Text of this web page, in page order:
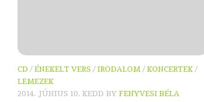
CD /ÉNEKELT VERS /IRODALOM/KONCERTEK/
LEMEZEK
2014. JÚNIUS 10. KEDD BY FENYVESI BÉLA